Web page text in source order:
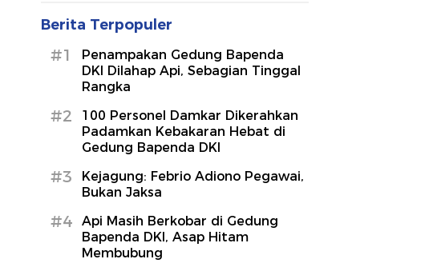
Berita Terpopuler
#1
Penampakan Gedung Bapenda
DKI Dilahap Api, Sebagian Tinggal
Rangka
#2
100 Personel Damkar Dikerahkan
Padamkan Kebakaran Hebat di
Gedung Bapenda DKI
#3
Kejagung: Febrio Adiono Pegawai,
Bukan Jaksa
#4
Api Masih Berkobar di Gedung
Bapenda DKI, Asap Hitam
Membubung